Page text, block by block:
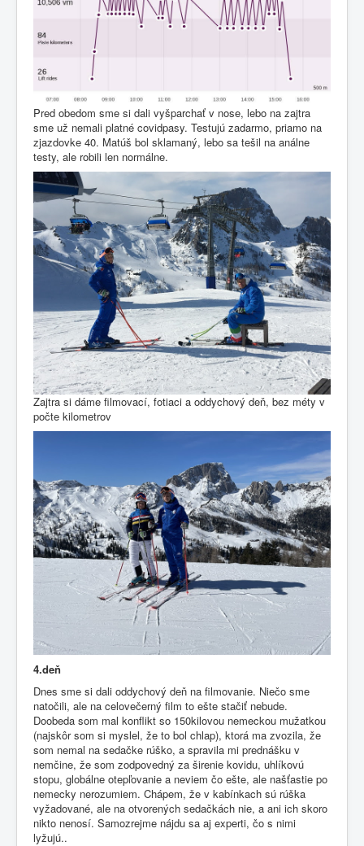
Pred obedom sme si dali vyšparchať v nose, lebo na zajtra
sme už nemali platné covidpasy. Testujú zadarmo, priamo na
zjazdovke 40. Matúš bol sklamaný, lebo sa tešil na análne
testy, ale robili len normálne.
Zajtra si dáme filmovací, fotiaci a oddychový deň, bez méty v
počte kilometrov
4.deň
Dnes sme si dali oddychový deň na filmovanie. Niečo sme
natočili, ale na celovečerný film to ešte stačiť nebude.
Doobeda som mal konflikt so 150kilovou nemeckou mužatkou
(najskôr som si myslel, že to bol chlap), ktorá ma zvozila, že
som nemal na sedačke rúško, a spravila mi prednášku v
nemčine, že som zodpovedný za širenie kovidu, uhlíkovú
stopu, globálne otepľovanie a neviem čo ešte, ale našťastie po
nemecky nerozumiem. Chápem, že v kabínkach sú rúška
vyžadované, ale na otvorených sedačkách nie, a ani ich skoro
nikto nenosí. Samozrejme nájdu sa aj experti, čo s nimi
lyžujú..